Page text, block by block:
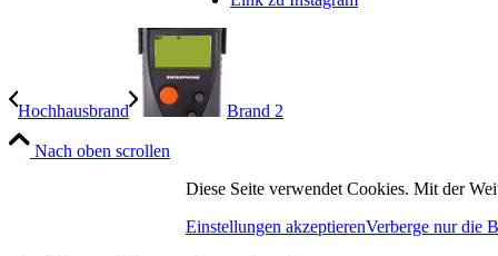
Hochhausbrand Brand 2
Nach oben scrollen
Diese Seite verwendet Cookies. Mit der
Einstellungen akzeptierenVerberge nur die